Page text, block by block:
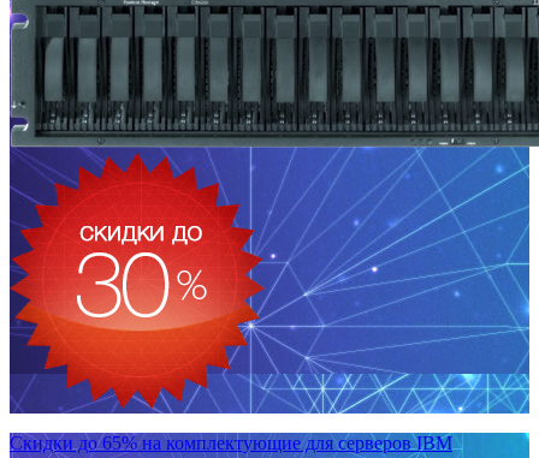
Скидки до 65% на комплектующие для серверов IBM